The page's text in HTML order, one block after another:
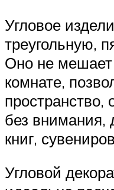
Угловое
треугольную,
Оно не
комнате,
без внимания,
книг,
Угловой